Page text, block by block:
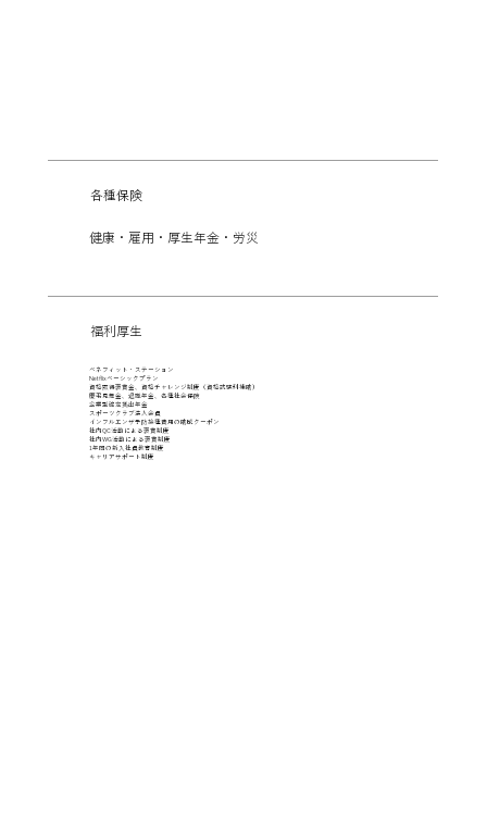
各種保険
健康・雇用・厚生年金・労災
福利厚生
ベネフィット・ステーション
Netflixベーシックプラン
資格取得褒賞金、資格チャレンジ制度（資格試験料補助）
慶弔見舞金、退職年金、各種社会保険
企業型確定拠出年金
スポーツクラブ法人会員
インフルエンザ予防接種費用の助成クーポン
社内QC活動による褒賞制度
社内WG活動による褒賞制度
1年間の新入社員教育制度
キャリアサポート制度